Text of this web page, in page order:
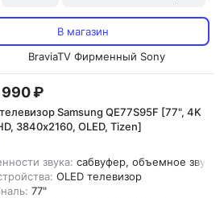
В магазин
BraviaTV Фирменный Sony
₽
Samsung QE77S95F [77", 4K
3840х2160, OLED, Tizen]
звука: сабвуфер, объемное
OLED телевизор
77"